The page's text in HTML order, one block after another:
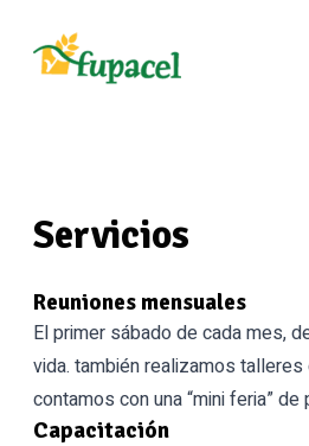
Servicios
Reuniones mensuales
El primer sábado de cada mes,
vida. también realizamos
contamos con una “mini feria”
Capacitación